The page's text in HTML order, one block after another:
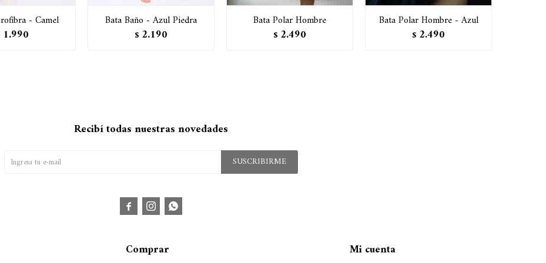
- Camel
1.990
Bata Baño - Azul Piedra
$ 2.190
Bata Polar Hombre
$ 2.490
Bata Polar Hombre - Azul
$ 2.490
Comprar Mi cuenta
Recibí todas nuestras novedades
SUSCRIBIRME
  